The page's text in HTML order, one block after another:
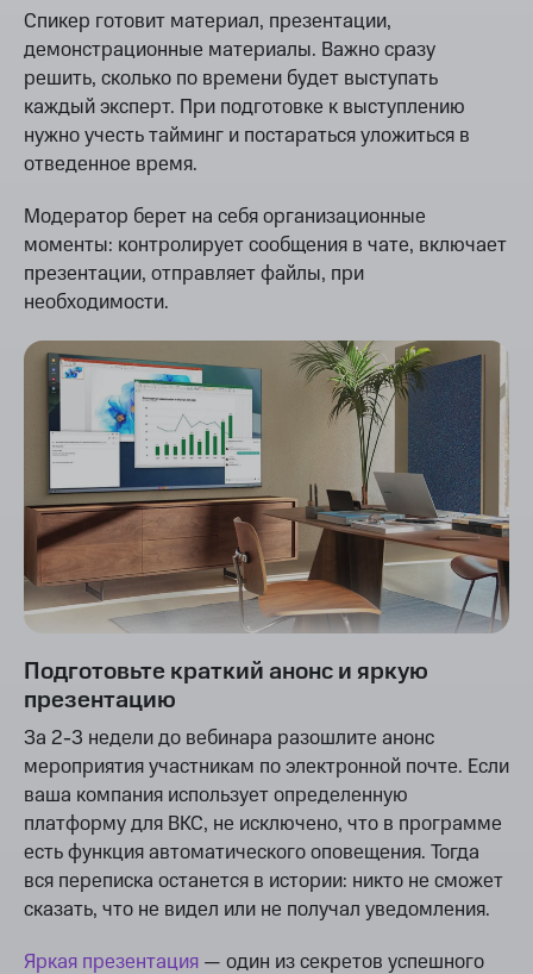
Спикер готовит материал, презентации,
демонстрационные материалы. Важно сразу
решить, сколько по времени будет выступать
каждый эксперт. При подготовке к выступлению
нужно учесть тайминг и постараться уложиться в
отведенное время.
Модератор берет на себя организационные
моменты: контролирует сообщения в чате, включает
презентации, отправляет файлы, при
необходимости.
Подготовьте краткий анонс и яркую
презентацию
За 2-3 недели до вебинара разошлите анонс
мероприятия участникам по электронной почте. Если
ваша компания использует определенную
платформу для ВКС, не исключено, что в программе
есть функция автоматического оповещения. Тогда
вся переписка останется в истории: никто не сможет
сказать, что не видел или не получал уведомления.
Яркая презентация — один из секретов успешного